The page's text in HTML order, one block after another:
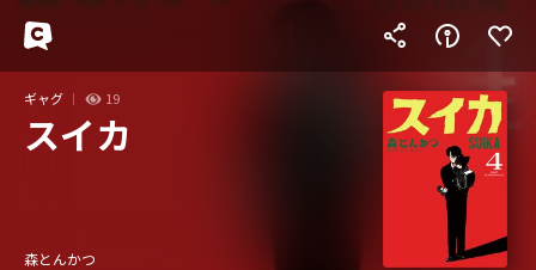
ギャグ 19
スイカ
森とんかつ